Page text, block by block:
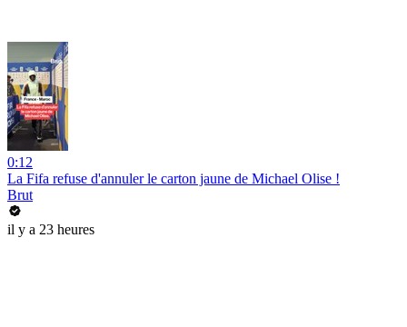
0:12
La Fifa refuse d'annuler le carton jaune de Michael Olise !
Brut
il y a 23 heures